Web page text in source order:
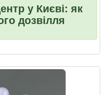
у Києві: як
дозвілля